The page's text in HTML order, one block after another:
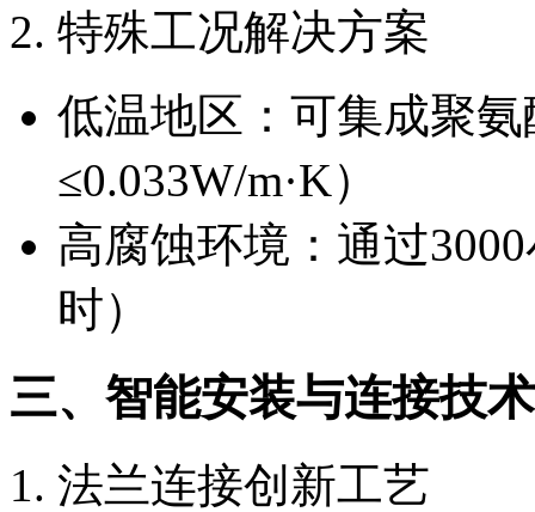
2. 特殊工况解决方案
低温地区：可集成聚
≤0.033W/m·K）
高腐蚀环境：通过
时）
三、智能安装与连接技术
1. 法兰连接创新工艺